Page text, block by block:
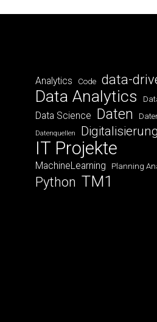
Analytics Code data-
Data Analytics
Data Science Daten
Datenquellen Digitalisierung
IT Projekte
MachineLearning Planning
Python TM1